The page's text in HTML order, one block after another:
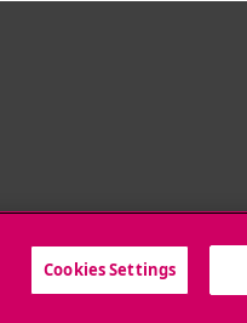
Cookies Settings